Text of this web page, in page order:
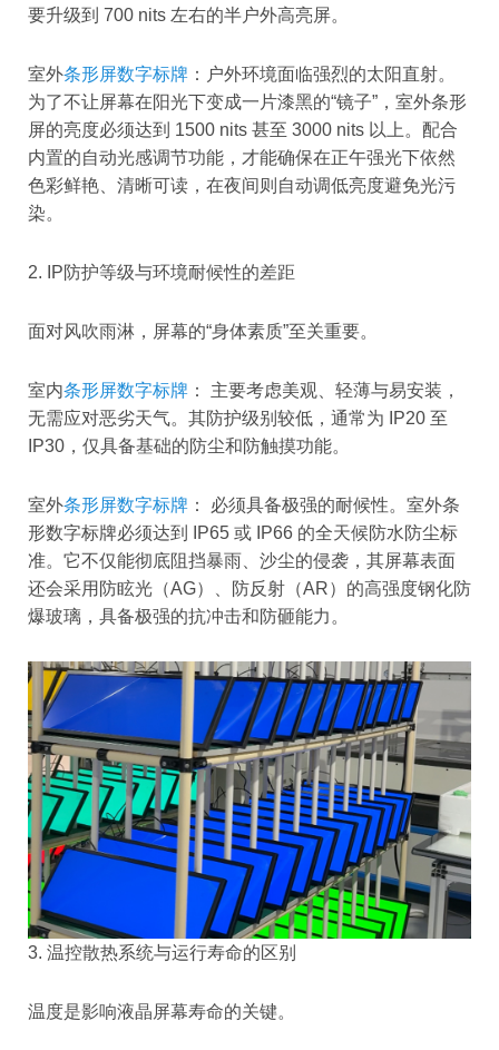
要升级到 700 nits 左右的半户外高亮屏。
室外条形屏数字标牌 ：户外环境面临强烈的太阳直射。
为了不让屏幕在阳光下变成一片漆黑的“镜子”，室外条形
屏的亮度必须达到 1500 nits 甚至 3000 nits 以上。配合
内置的自动光感调节功能，才能确保在正午强光下依然
色彩鲜艳、清晰可读，在夜间则自动调低亮度避免光污
染。
2. IP防护等级与环境耐候性的差距
面对风吹雨淋，屏幕的“身体素质”至关重要。
室内条形屏数字标牌 ： 主要考虑美观、轻薄与易安装，
无需应对恶劣天气。其防护级别较低，通常为 IP20 至
IP30，仅具备基础的防尘和防触摸功能。
室外条形屏数字标牌 ： 必须具备极强的耐候性。室外条
形数字标牌必须达到 IP65 或 IP66 的全天候防水防尘标
准。它不仅能彻底阻挡暴雨、沙尘的侵袭，其屏幕表面
还会采用防眩光（AG）、防反射（AR）的高强度钢化防
爆玻璃，具备极强的抗冲击和防砸能力。
3. 温控散热系统与运行寿命的区别
温度是影响液晶屏幕寿命的关键。